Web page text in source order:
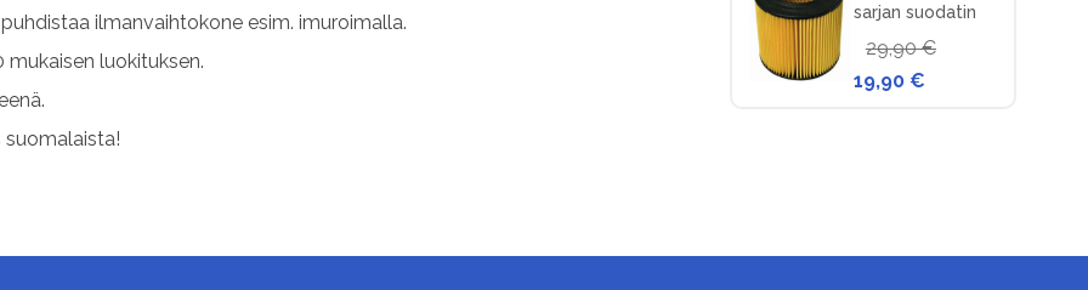
ilmanvaihtokone esim. imuroimalla.
luokituksen.
sarjan suodatin
keskuspölynimuriin
19,90 €
29,90 €